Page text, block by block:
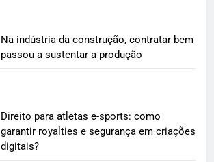
Na indústria da construção, contratar bem
passou a sustentar a produção
Direito para atletas e-sports: como
garantir royalties e segurança em criações
digitais?